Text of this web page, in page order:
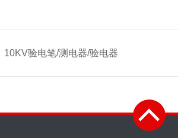
10KV验电笔/测电器/验电器